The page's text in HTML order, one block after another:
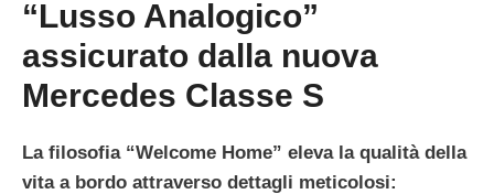
“Lusso Analogico”
assicurato dalla nuova
Mercedes Classe S
La filosofia “Welcome Home” eleva la qualità della
vita a bordo attraverso dettagli meticolosi: